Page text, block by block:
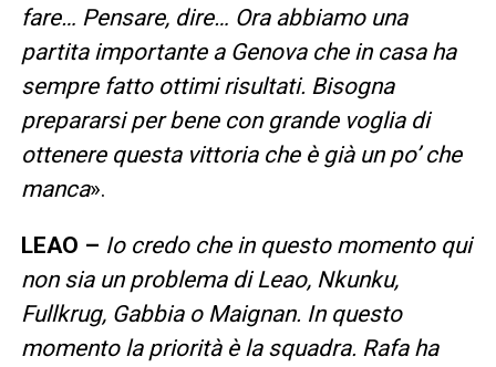
fare… Pensare, dire… Ora abbiamo una
partita importante a Genova che in casa ha
sempre fatto ottimi risultati. Bisogna
prepararsi per bene con grande voglia di
ottenere questa vittoria che è già un po’ che
manca».
LEAO – Io credo che in questo momento qui
non sia un problema di Leao, Nkunku,
Fullkrug, Gabbia o Maignan. In questo
momento la priorità è la squadra. Rafa ha